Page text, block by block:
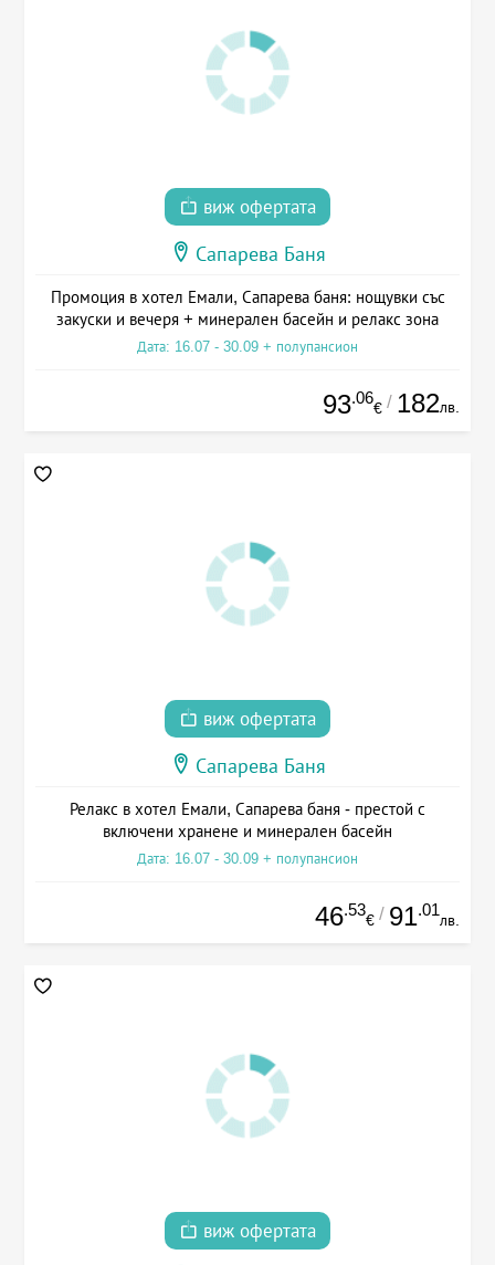
виж офертата
Сапарева Баня
Промоция в хотел Емали, Сапарева баня: нощувки със
закуски и вечеря + минерален басейн и релакс зона
Дата: 16.07 - 30.09 + полупансион
93.06
€ / 182лв.
виж офертата
Сапарева Баня
Релакс в хотел Емали, Сапарева баня - престой с
включени хранене и минерален басейн
Дата: 16.07 - 30.09 + полупансион
46.53
€ / 91.01
лв.
виж офертата